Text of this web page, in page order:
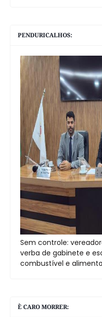
PENDURICALHOS:
Sem controle:
verba de gabinete e
combustível e
È CARO MORRER: